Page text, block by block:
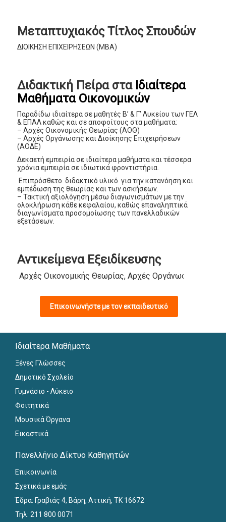
Μεταπτυχιακός Τίτλος Σπουδών
ΔΙΟΙΚΗΣΗ ΕΠΙΧΕΙΡΗΣΕΩΝ (ΜΒΑ)
Διδακτική Πείρα στα Ιδιαίτερα
Μαθήματα Οικονομικών
Παραδίδω ιδιαίτερα σε μαθητές Β’ & Γ’ Λυκείου των ΓΕΛ
& ΕΠΑΛ καθώς και σε αποφοίτους στα μαθήματα:
– Αρχές Οικονομικής Θεωρίας (ΑΟΘ)
– Αρχές Οργάνωσης και Διοίκησης Επιχειρήσεων
(ΑΟΔΕ)
Δεκαετή εμπειρία σε ιδιαίτερα μαθήματα και τέσσερα
χρόνια εμπειρία σε ιδιωτικά φροντιστήρια.
Επιπρόσθετο διδακτικό υλικό για την κατανόηση και
εμπέδωση της θεωρίας και των ασκήσεων.
– Τακτική αξιολόγηση μέσω διαγωνισμάτων με την
ολοκλήρωση κάθε κεφαλαίου, καθώς επαναληπτικά
διαγωνίσματα προσομοίωσης των πανελλαδικών
εξετάσεων.
Αντικείμενα Εξειδίκευσης
Αρχές Οικονομικής Θεωρίας, Αρχές Οργάνωσης και
Επικοινωνήστε με τον εκπαιδευτικό
Ιδιαίτερα Μαθήματα
Ξένες Γλώσσες
Δημοτικό Σχολείο
Γυμνάσιο - Λύκειο
Φοιτητικά
Μουσικά Όργανα
Εικαστικά
Πανελλήνιο Δίκτυο Καθηγητών
Επικοινωνία
Σχετικά με εμάς
Έδρα: Γραβιάς 4, Βάρη, Αττική, ΤΚ 16672
Τηλ: 211 800 0071